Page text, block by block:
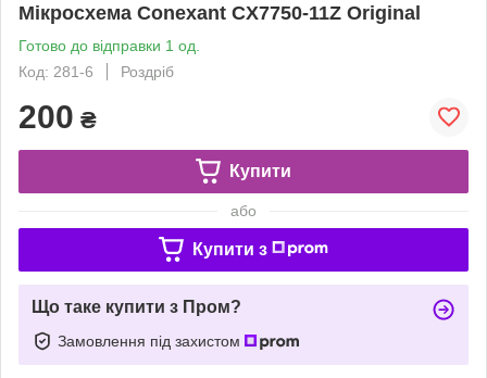
Мікросхема Conexant CX7750-11Z Original
Готово до відправки 1 од.
Код: 281-6
Роздріб
200 ₴
Купити
або
Купити з
Що таке купити з Пром?
Замовлення під захистом